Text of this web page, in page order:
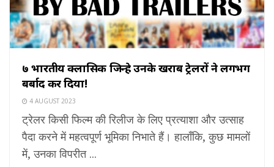
७ भारतीय क्लासिक जिन्हे उनके खराब ट्रेलरों ने लगभग
बर्बाद कर दिया!
4 AUGUST 2023
ट्रेलर किसी फिल्म की रिलीज के लिए प्रत्याशा और उत्साह
पैदा करने में महत्वपूर्ण भूमिका निभाते हैं। हालाँकि, कुछ मामलों
में, उनका विपरीत ...